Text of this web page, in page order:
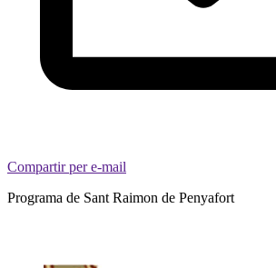
Compartir per e-mail
Programa de Sant Raimon de Penyafort